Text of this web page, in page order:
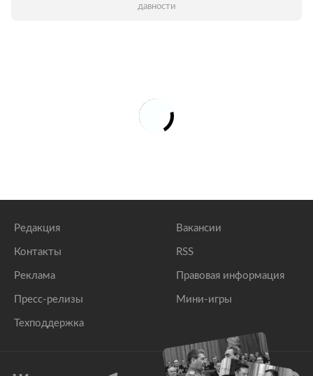
давности
Редакция
Контакты
Реклама
Пресс-релизы
Техподдержка
Вакансии
RSS
Правовая информация
Мини-игры